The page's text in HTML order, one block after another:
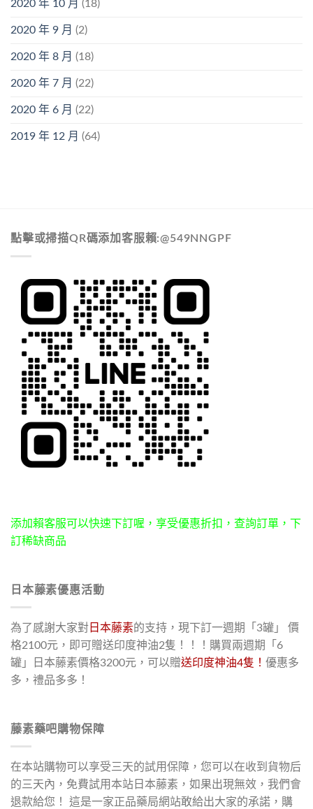
2020 年 10 月 (18)
2020 年 9 月 (2)
2020 年 8 月 (18)
2020 年 7 月 (22)
2020 年 6 月 (22)
2019 年 12 月 (64)
點擊或掃描QR碼添加客服賴:@549NNGPF
添加賴客服可以快速下訂喔，享受優惠折扣，查詢訂單，下
訂稀缺商品
日本藤素優惠活動
為了感謝大家對 日本藤素的支持，現下訂一週期「3罐」 價
格2100元，即可贈送印度神油2隻！！！購買兩週期「6
罐」日本藤素價格3200元，可以贈送印度神油4隻！ 優惠多
多，禮品多多！
藤素藥吧購物保障
在本站購物可以享受三天的試用保障，您可以在收到貨物后
的三天內，免費試用本站日本藤素，如果出現無效，我們會
退款給您！ 這是一家正品藥局網站敢給出大家的承諾，購